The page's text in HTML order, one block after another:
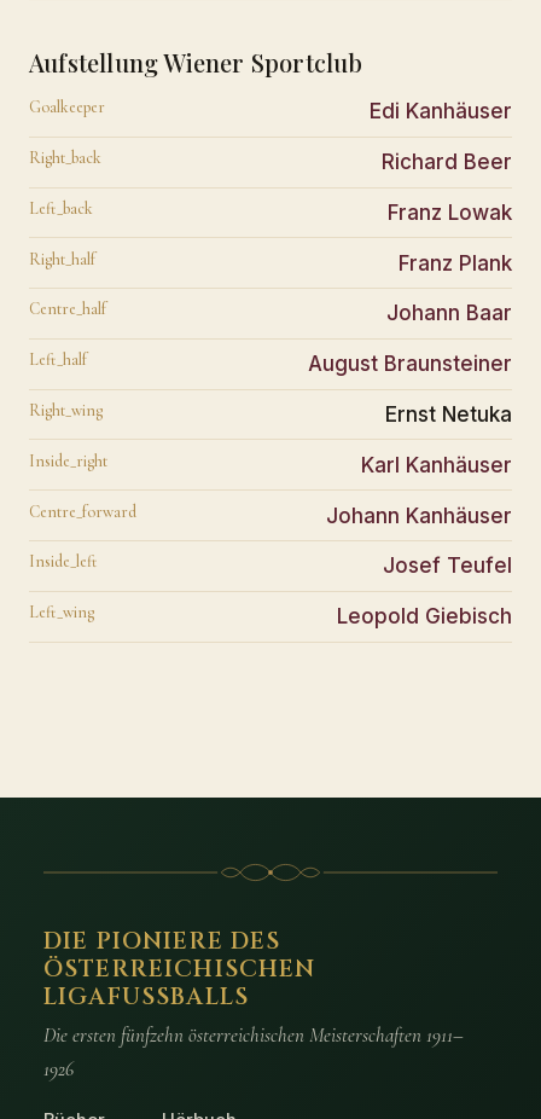
Aufstellung Wiener Sportclub
Goalkeeper Edi Kanhäuser
Right_back Richard Beer
Left_back Franz Lowak
Right_half Franz Plank
Centre_half Johann Baar
Left_half August Braunsteiner
Right_wing Ernst Netuka
Inside_right Karl Kanhäuser
Centre_forward Johann Kanhäuser
Inside_left Josef Teufel
Left_wing Leopold Giebisch
DIE PIONIERE DES
ÖSTERREICHISCHEN
LIGAFUSSBALLS
Die ersten fünfzehn österreichischen Meisterschaften 1911–
1926